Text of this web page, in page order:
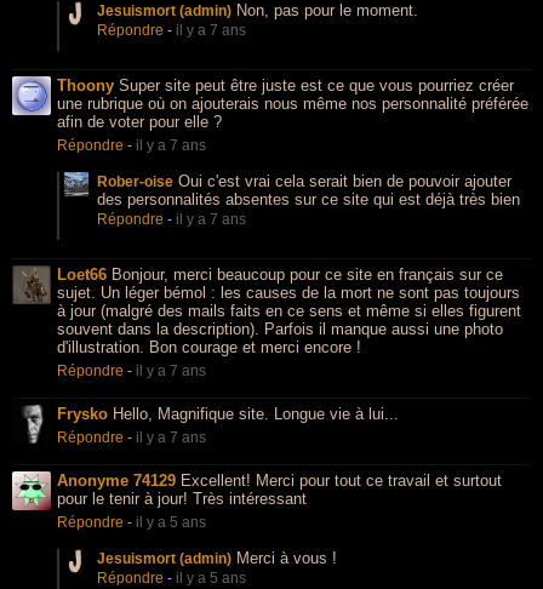
Jesuismort (admin) Non, pas pour le moment.
Répondre - il y a 7 ans
Thoony Super site peut être juste est ce que vous pourriez créer
une rubrique où on ajouterais nous même nos personnalité préférée
afin de voter pour elle ?
Répondre - il y a 7 ans
Rober-oise Oui c'est vrai cela serait bien de pouvoir ajouter
des personnalités absentes sur ce site qui est déjà très bien
Répondre - il y a 7 ans
Loet66 Bonjour, merci beaucoup pour ce site en français sur ce
sujet. Un léger bémol : les causes de la mort ne sont pas toujours
à jour (malgré des mails faits en ce sens et même si elles figurent
souvent dans la description). Parfois il manque aussi une photo
d'illustration. Bon courage et merci encore !
Répondre - il y a 7 ans
Frysko Hello, Magnifique site. Longue vie à lui...
Répondre - il y a 7 ans
Anonyme 74129 Excellent! Merci pour tout ce travail et surtout
pour le tenir à jour! Très intéressant
Répondre - il y a 5 ans
Jesuismort (admin) Merci à vous !
Répondre - il y a 5 ans